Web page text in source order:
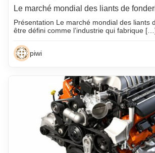
Le marché mondial des liants de
Présentation Le marché mondial des liants
être défini comme l’industrie qui fabrique
piwi